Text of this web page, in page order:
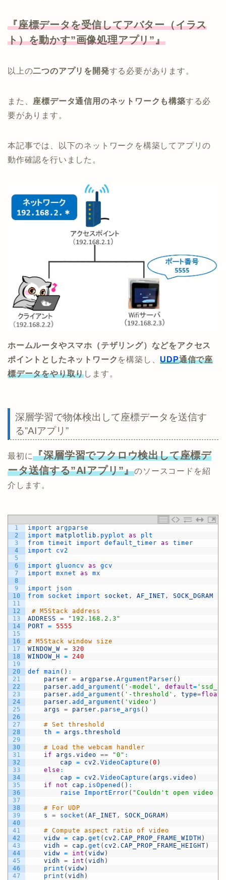
『座標データを受信してアバター（イラス
ト）を動かす”画像処理アプリ”』
以上の二つのアプリを開発する必要があります。
また、 座標データ通信用のネットワークも構築する必
要があります。
本記事では、以下のネットワークを構築してアプリの
動作確認を行いました。
ホームルータやスマホ（テザリング）などをアクセス
ポイントとしたネットワーク を構築し、UDP通信で座
標データをやり取りします。
深層学習で物体検出して座標データを送信す
る”AIアプリ”
最初に『深層学習でフクロウ検出して座標デ
ータ送信する”AIアプリ”』のソースコードを紹
介します。
1
2
3
4
5
6
7
8
9
10
11
12
13
14
15
16
17
18
19
20
21
22
23
24
25
26
27
28
29
30
31
32
33
34
35
36
37
38
39
40
41
42
43
44
45
46
47
import argparse
import matplotlib . pyplot as
plt
from timeit import default_timer as
timer
import cv2
import gluoncv as
gcv
import mxnet as mx
import json
from socket import socket , AF_INET , SOCK_DGRAM
# M5Stack address
ADDRESS
=
"192.168.2.3"
PORT
= 5555
# M5Stack window size
WINDOW_W =
320
WINDOW_H
= 240
def main ( ) :
parser
= argparse . ArgumentParser ( )
parser . add_argument ( '-model' , default=
parser . add_argument ( '-threshold' , type=float
parser . add_argument ( 'video' )
args
= parser . parse_args ( )
# Set threshold
th
= args . threshold
# Load the webcam handler
if
args . video == "0" :
cap
= cv2 . VideoCapture ( 0 )
else :
cap
= cv2 . VideoCapture ( args . video )
if
not cap . isOpened ( ) :
raise ImportError ( "Couldn't open video
# For UDP
s
= socket ( AF_INET , SOCK_DGRAM )
# Compute aspect ratio of video
vidw = cap . get ( cv2 . CAP_PROP_FRAME_WIDTH )
vidh
= cap . get ( cv2 . CAP_PROP_FRAME_HEIGHT )
vidw = int ( vidw)
vidh
= int ( vidh )
print ( vidw)
print ( vidh )